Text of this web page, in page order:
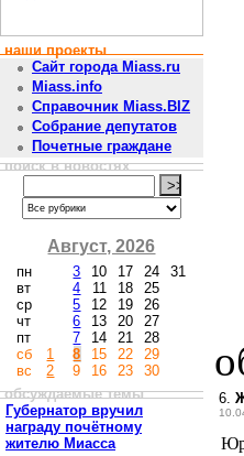
наши проекты
Сайт города Miass.ru
Miass.info
Справочник Miass.BIZ
Собрание депутатов
Почетные граждане
поиск в новостях
Август, 2026
пн
вт
ср
чт
пт
сб
вс
1
2
3
4
5
6
7
8
9
10
11
12
13
14
15
16
17
18
19
20
21
22
23
24
25
26
27
28
29
30
31
обсуждаемые темы
Губернатор вручил
награду почётному
жителю Миасса
6.